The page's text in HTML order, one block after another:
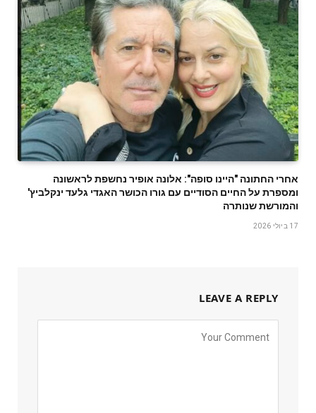
אחרי החתונה "היינו סופה": אלונה אופיר נחשפת לראשונה
ומספרת על החיים הסודיים עם גורו הכושר האגדי גלעד ינקלביץ'
והמורשת שנותרה
17 ביולי 2026
LEAVE A REPLY